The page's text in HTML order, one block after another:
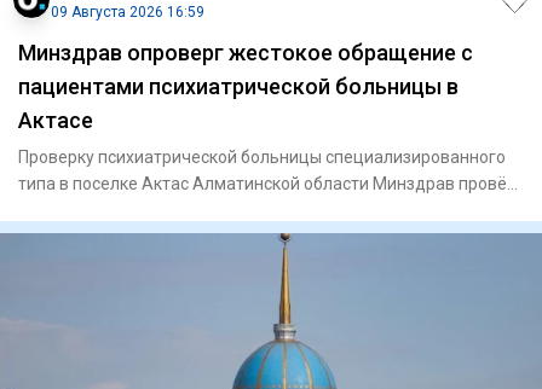
09 Августа 2026 16:59
Минздрав опроверг жестокое обращение с
пациентами психиатрической больницы в
Актасе
Проверку психиатрической больницы специализированного
типа в поселке Актас Алматинской области Минздрав провёл